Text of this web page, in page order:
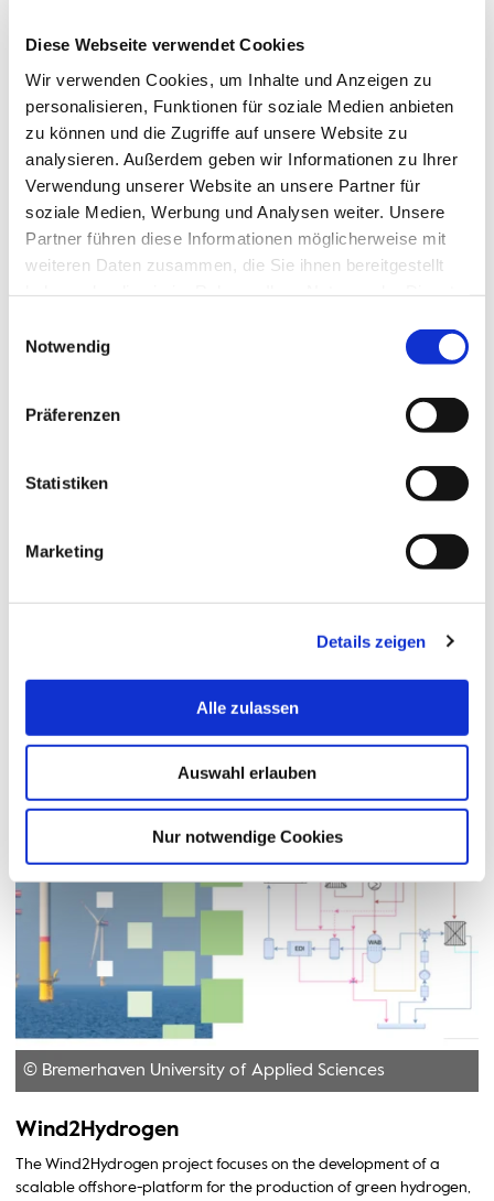
Diese Webseite verwendet Cookies
Wir verwenden Cookies, um Inhalte und Anzeigen zu
personalisieren, Funktionen für soziale Medien anbieten
zu können und die Zugriffe auf unsere Website zu
analysieren. Außerdem geben wir Informationen zu Ihrer
Verwendung unserer Website an unsere Partner für
soziale Medien, Werbung und Analysen weiter. Unsere
Partner führen diese Informationen möglicherweise mit
weiteren Daten zusammen, die Sie ihnen bereitgestellt
Notwendig
Präferenzen
Statistiken
Marketing
Details zeigen
Alle zulassen
Auswahl erlauben
Nur notwendige Cookies
Email: chaneke[at]hs-bremerhaven[dot]de
Postal Address:
27568 Bremerhaven
Office:
Columbusstraße 21
27568 Bremerhaven
(C 209.1 oder digital) sowie nach Vereinbarung
© Bremerhaven University of Applied Sciences
Wind2Hydrogen
The Wind2Hydrogen project focuses on the development of a
scalable offshore-platform for the production of green hydrogen,